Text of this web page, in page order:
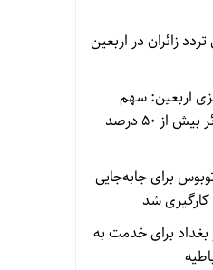
تردد زائران در اربعین
اربعین: سهم
مهران از تردد زائر بیش از ۵۰ درصد
اتوبوس برای جابه‌جایی
کارگیری شد
بغداد برای خدمت به